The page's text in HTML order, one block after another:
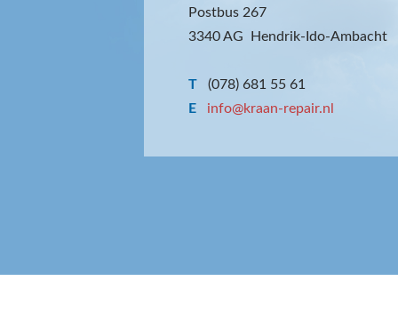
Postbus 267
3340 AG Hendrik-Ido-Ambacht
T
(078) 681 55 61
E
info@kraan-repair.nl